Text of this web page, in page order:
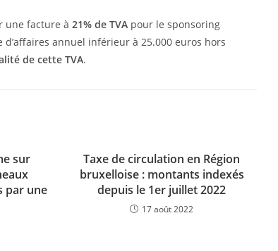
une facture à 21% de TVApour le sponsoring
annuel inférieur à 25.000 euros hors
de cette TVA.
sur
par une
Taxe de circulation en Région
bruxelloise : montants indexés
depuis le 1er juillet 2022
17 août 2022